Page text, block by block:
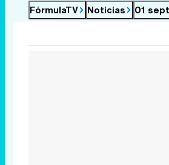
FórmulaTV Noticias 01